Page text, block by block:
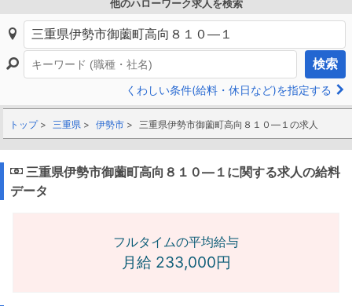
他のハローワーク求人を検索
検索
くわしい条件(給料・休日など)を指定する
トップ 三重県 伊勢市 三重県伊勢市御薗町高向８１０―１の求人
三重県伊勢市御薗町高向８１０―１に関する求人の給料
データ
フルタイムの平均給与
月給 233,000円